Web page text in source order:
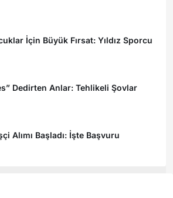
İçin Büyük Fırsat: Yıldız Sporcu
Dedirten Anlar: Tehlikeli Şovlar
Alımı Başladı: İşte Başvuru